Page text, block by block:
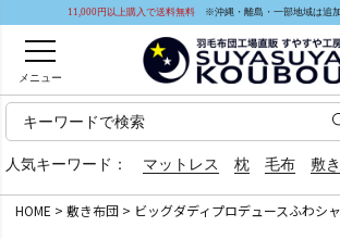
11,000円以上購入で送料無料 ※沖縄・離島・一部地域は追
メニュー
人気キーワード： マットレス 枕 毛布 敷
HOME 敷き布団 ビッグダディプロデュースふわシ